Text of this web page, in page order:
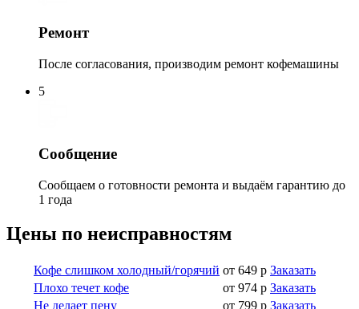
Ремонт
После согласования, производим ремонт кофемашины
5
Сообщение
Сообщаем о готовности ремонта и выдаём гарантию до
1 года
Цены по неисправностям
Кофе слишком холодный/горячий от 649 р Заказать
Плохо течет кофе
от 974 р Заказать
Не делает пену
от 799 р Заказать